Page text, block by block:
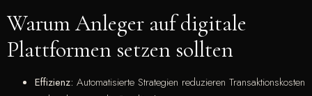
Warum Anleger auf digitale
Plattformen setzen sollten
Effizienz: Automatisierte Strategien reduzieren Transaktionskosten